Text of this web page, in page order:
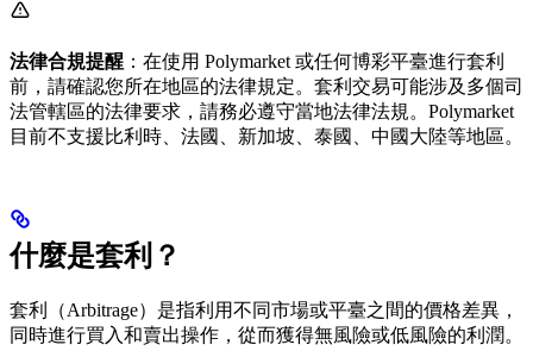
法律合規提醒 ：在使用 Polymarket 或任何博彩平臺進行套利
前，請確認您所在地區的法律規定。套利交易可能涉及多個司
法管轄區的法律要求，請務必遵守當地法律法規。Polymarket
目前不支援比利時、法國、新加坡、泰國、中國大陸等地區。
什麼是套利？
套利（Arbitrage）是指利用不同市場或平臺之間的價格差異，
同時進行買入和賣出操作，從而獲得無風險或低風險的利潤。